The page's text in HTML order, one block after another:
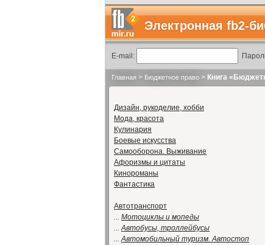
Электронная fb2-
E-mail:
Главная > Бюджетное право > Книга
Дизайн, рукоделие, хобби
Мода, красота
Кулинария
Боевые искусства
Самооборона. Выживание
Афоризмы и цитаты
Кинороманы
Фантастика
Автотранспорт
... Мотоциклы и мопеды
...Автобусы, троллейбусы
...Автомобильный туризм. Автостоп